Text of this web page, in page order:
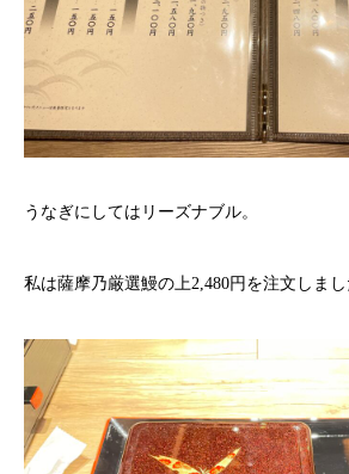
うなぎにしてはリーズナブル。
私は薩摩乃厳選鰻の上2,480円を注文しまし